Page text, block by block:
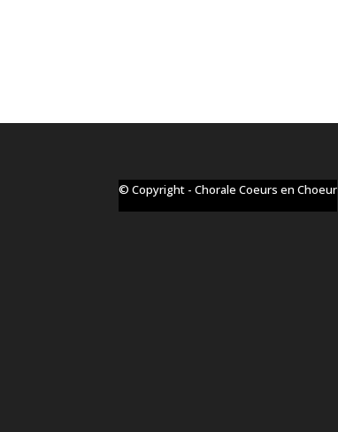
© Copyright - Chorale Coeurs en Choeur